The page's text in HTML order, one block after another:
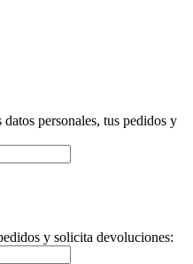
datos personales, tus pedidos y
y solicita devoluciones: